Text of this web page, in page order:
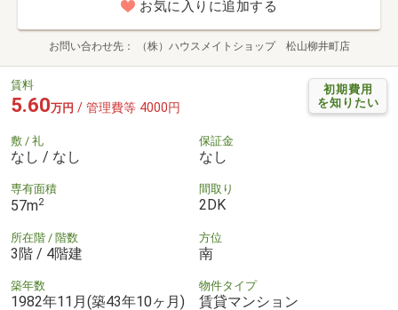
お気に入りに追加する
お問い合わせ先 （株）ハウスメイトショップ 松山柳井町店
初期費用
を知りたい
賃料
5.60万円 / 管理費等 4000円
敷 / 礼
なし / なし
保証金
なし
専有面積
57m2
間取り
2DK
所在階 / 階数
3階 / 4階建
方位
南
築年数
1982年11月(築43年10ヶ月)
物件タイプ
賃貸マンション